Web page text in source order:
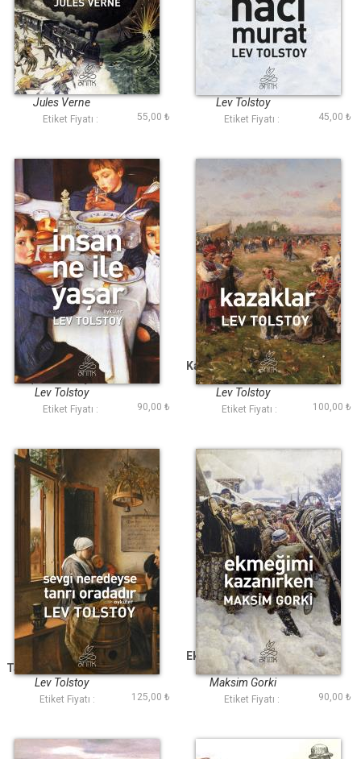
Seksen Günde
Devrialem (Antik
Dünya Klasikleri)
Jules Verne
Etiket Fiyatı : 55,00 ₺
Hacı Murat (Antik
Dünya Klasikleri)
Lev Tolstoy
Etiket Fiyatı : 45,00 ₺
İnsan Ne İle Yaşar
(Antik Dünya
Klasikleri)
Lev Tolstoy
Etiket Fiyatı : 90,00 ₺
Kazaklar (Antik Dünya
Klasikleri)
Lev Tolstoy
Etiket Fiyatı : 100,00 ₺
Sevgi Neredeyse
Tanrı Oradadır (Antik
Dünya Klasikleri)
Lev Tolstoy
Etiket Fiyatı : 125,00 ₺
Ekmeğimi Kazanırken
(Antik Dünya
Klasikleri)
Maksim Gorki
Etiket Fiyatı : 90,00 ₺